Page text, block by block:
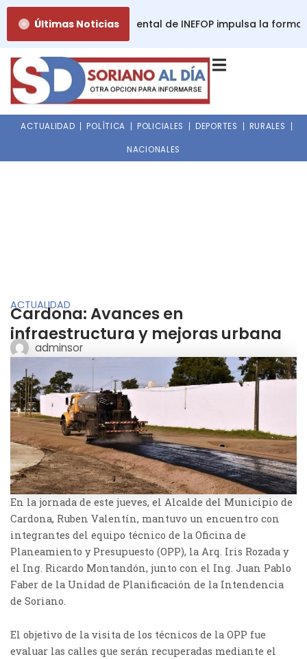
contenido
Últimas Noticias
del Comité Departamental de INEFOP impulsa la
ACTUALIDAD POLÍTICA POLICIALES DEPORTES RURALES
NACIONALES
ACTUALIDAD
Cardona: Avances en
infraestructura y mejoras urbana
adminsor
En la jornada de este jueves, el Alcalde del Municipio de
Cardona, Ruben Valentín, mantuvo un encuentro con
integrantes del equipo técnico de la Oficina de
Planeamiento y Presupuesto (OPP), la Arq. Iris Rozada y
el Ing. Ricardo Montandón, junto con el Ing. Juan Pablo
Faber de la Unidad de Planificación de la Intendencia
de Soriano.
El objetivo de la visita de los técnicos de la OPP fue
evaluar las calles que serán recuperadas mediante el